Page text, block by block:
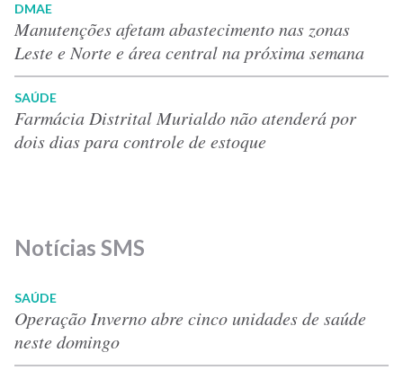
DMAE
Manutenções afetam abastecimento nas zonas
Leste e Norte e área central na próxima semana
SAÚDE
Farmácia Distrital Murialdo não atenderá por
dois dias para controle de estoque
Notícias SMS
SAÚDE
Operação Inverno abre cinco unidades de saúde
neste domingo